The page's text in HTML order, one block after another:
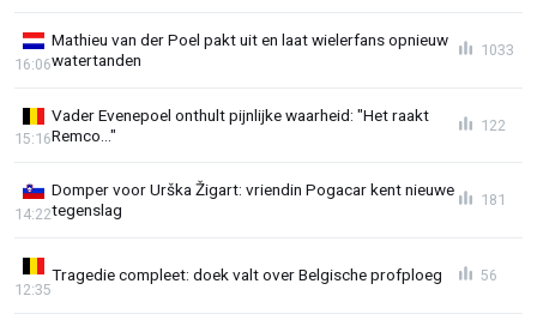
Mathieu van der Poel pakt uit en laat wielerfans opnieuw
watertanden
16:06
1033
Vader Evenepoel onthult pijnlijke waarheid: "Het raakt
Remco..."
15:16
122
Domper voor Urška Žigart: vriendin Pogacar kent nieuwe
tegenslag
14:22
181
Tragedie compleet: doek valt over Belgische profploeg
12:35
56